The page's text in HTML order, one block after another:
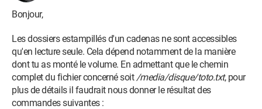
Bonjour,
Les dossiers estampillés d'un cadenas ne sont accessibles
qu'en lecture seule. Cela dépend notamment de la manière
dont tu as monté le volume. En admettant que le chemin
complet du fichier concerné soit/media/disque/toto.txt, pour
plus de détails il faudrait nous donner le résultat des
commandes suivantes :